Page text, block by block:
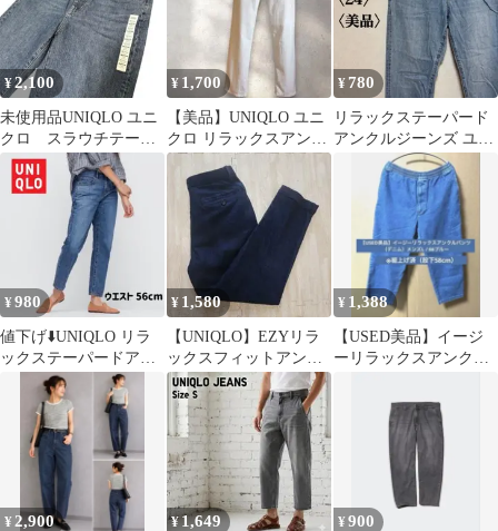
¥2,100
未使用品UNIQLO ユニ
クロ スラウチテーパ
ードアンクルジーンズ
¥ 1,700
【美品】UNIQLO ユニ
クロ リラックスアンク
ルジーンズS 2024SS
¥ 780
リラックステーパード
アンクルジーンズ ユニ
クロ UNIQLO デニム
パンツ
¥980
値下げ⬇️UNIQLO リラ
ックステーパードアン
クルジーンズ
¥ 1,580
【UNIQLO】EZYリラ
ックスフィットアンク
ルパンツ デニム メンズ
S
¥ 1,388
【USED美品】イージ
ーリラックスアンクル
¥ 2,900 ¥1,649 ¥900